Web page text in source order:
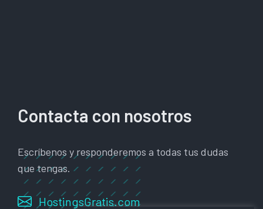
Contacta con nosotros
Escríbenos y responderemos a todas tus dudas
que tengas.
HostingsGratis.com